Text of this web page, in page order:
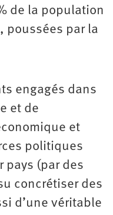
de la population
poussées par la
engagés dans
et de
et
politiques
(par des
concrétiser des
d’une véritable